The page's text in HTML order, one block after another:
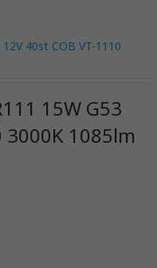
40st COB VT-1110
15W G53
3000K 1085lm